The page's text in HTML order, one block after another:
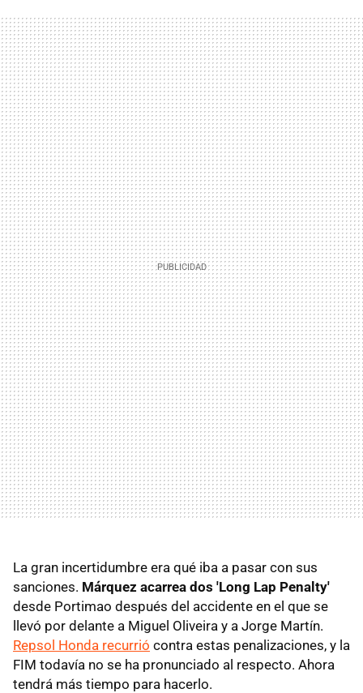
La gran incertidumbre era qué iba a pasar con sus
sanciones. Márquez acarrea dos 'Long Lap Penalty'
desde Portimao después del accidente en el que se
llevó por delante a Miguel Oliveira y a Jorge Martín.
Repsol Honda recurrió contra estas penalizaciones, y la
FIM todavía no se ha pronunciado al respecto. Ahora
tendrá más tiempo para hacerlo.